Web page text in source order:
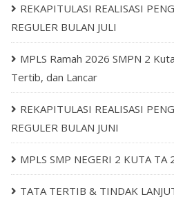
REKAPITULASI REALISASI
REGULER BULAN JULI
MPLS Ramah 2026 SMPN 2
Tertib, dan Lancar
REKAPITULASI REALISASI
REGULER BULAN JUNI
MPLS SMP NEGERI 2 KUTA
TATA TERTIB & TINDAK